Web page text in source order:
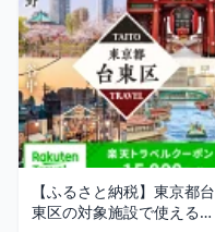
【ふるさと納税】東京都台
東区の対象施設で使える楽